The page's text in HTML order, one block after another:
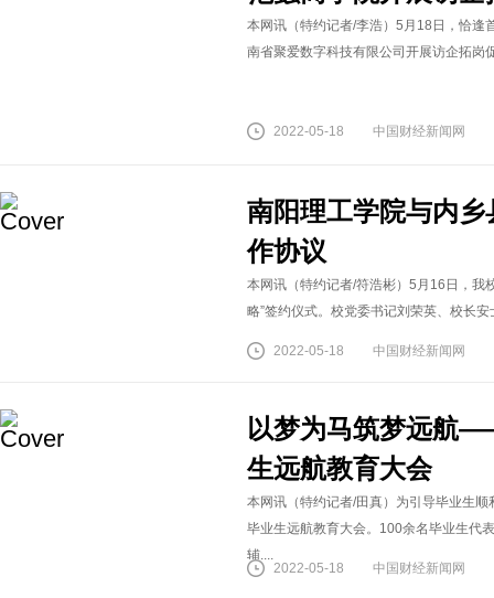
本网讯（特约记者/李浩）5月18日，恰逢
南省聚爱数字科技有限公司开展访企拓岗
2022-05-18 中国财经新闻网
南阳理工学院与内
作协议
本网讯（特约记者/符浩彬）5月16日，我
略”签约仪式。校党委书记刘荣英、校长
2022-05-18 中国财经新闻网
以梦为马筑梦远航
生远航教育大会
本网讯（特约记者/田真）为引导毕业生
毕业生远航教育大会。100余名毕业生代
辅....
2022-05-18
中国财经新闻网